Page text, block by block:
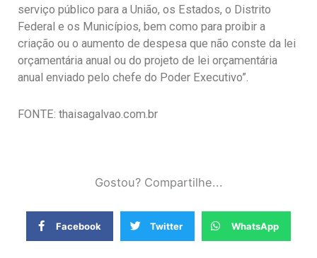
serviço público para a União, os Estados, o Distrito
Federal e os Municípios, bem como para proibir a
criação ou o aumento de despesa que não conste da lei
orçamentária anual ou do projeto de lei orçamentária
anual enviado pelo chefe do Poder Executivo”.
FONTE: thaisagalvao.com.br
Gostou? Compartilhe...
Facebook Twitter WhatsApp